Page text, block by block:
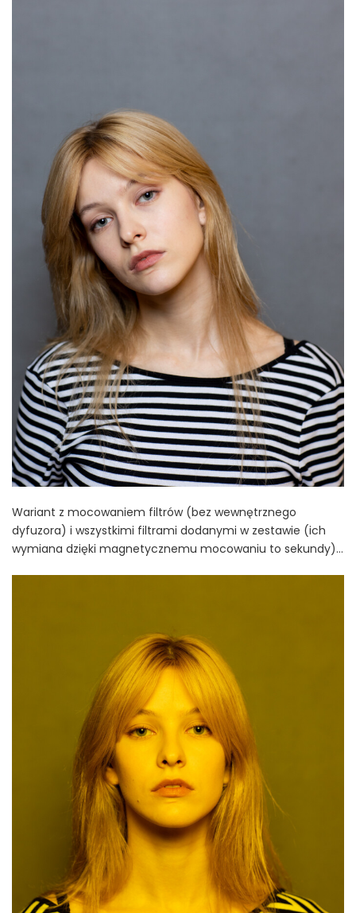
Wariant z mocowaniem filtrów (bez wewnętrznego
dyfuzora) i wszystkimi filtrami dodanymi w zestawie (ich
wymiana dzięki magnetycznemu mocowaniu to sekundy)…